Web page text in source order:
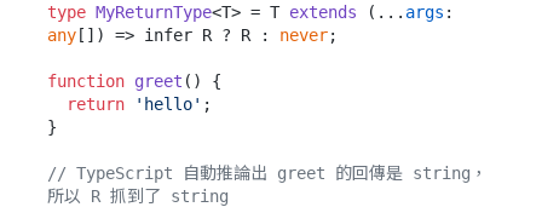
type MyReturnType<T> = T extends (... args
any []) => infer R ? R : never;
function greet ( ) {
return
'hello' ;
}
// TypeScript 自動推論出 greet 的回傳是 string，
所以 R 抓到了 string